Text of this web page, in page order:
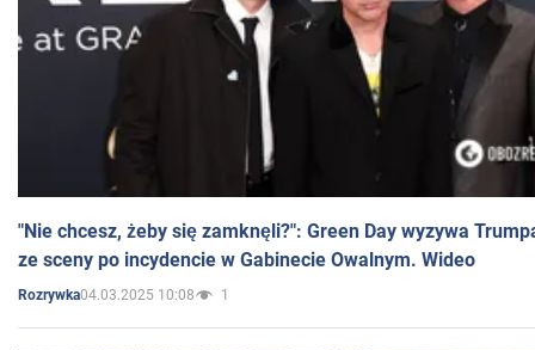
"Nie chcesz, żeby się zamknęli?": Green Day wyzywa
ze sceny po incydencie w Gabinecie Owalnym. Wideo
Rozrywka04.03.2025 10:08 1